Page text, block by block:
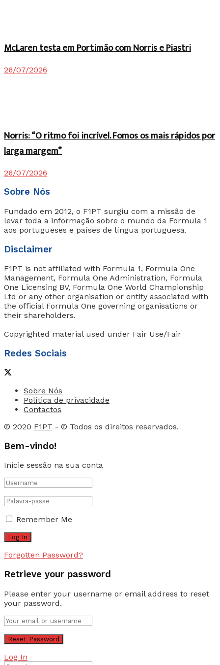
McLaren testa em Portimão com Norris e Piastri
26/07/2026
Norris: “O ritmo foi incrível. Fomos os mais rápidos por
larga margem”
26/07/2026
Sobre Nós
Fundado em 2012, o F1PT surgiu com a missão de
levar toda a informação sobre o mundo da Formula 1
aos portugueses e países de língua portuguesa.
Disclaimer
F1PT is not affiliated with Formula 1, Formula One
Management, Formula One Administration, Formula
One Licensing BV, Formula One World Championship
Ltd or any other organisation or entity associated with
the official Formula One governing organisations or
their shareholders.
Copyrighted material used under Fair Use/Fair
Redes Sociais
Sobre Nós
Política de privacidade
Contactos
© 2020 F1PT - © Todos os direitos reservados.
Bem-vindo!
Inicie sessão na sua conta
Remember Me
Forgotten Password?
Retrieve your password
Please enter your username or email address to reset
your password.
Log In